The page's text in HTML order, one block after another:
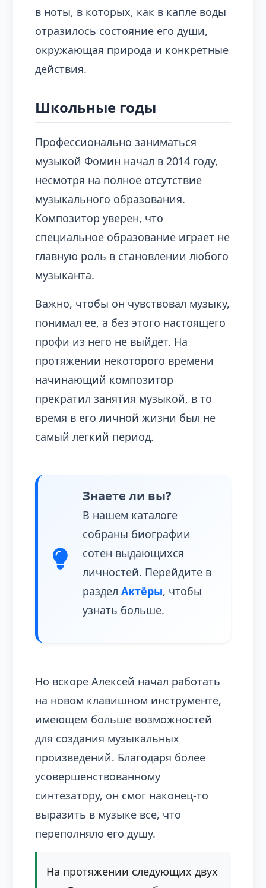
в ноты, в которых, как в капле воды
отразилось состояние его души,
окружающая природа и конкретные
действия.
Школьные годы
Профессионально заниматься
музыкой Фомин начал в 2014 году,
несмотря на полное отсутствие
музыкального образования.
Композитор уверен, что
специальное образование играет не
главную роль в становлении любого
музыканта.
Важно, чтобы он чувствовал музыку,
понимал ее, а без этого настоящего
профи из него не выйдет. На
протяжении некоторого времени
начинающий композитор
прекратил занятия музыкой, в то
время в его личной жизни был не
самый легкий период.
Знаете ли вы?
В нашем каталоге
собраны биографии
сотен выдающихся
личностей. Перейдите в
разделАктёры, чтобы
узнать больше.
Но вскоре Алексей начал работать
на новом клавишном инструменте,
имеющем больше возможностей
для создания музыкальных
произведений. Благодаря более
усовершенствованному
синтезатору, он смог наконец-то
выразить в музыке все, что
переполняло его душу.
На протяжении следующих двух